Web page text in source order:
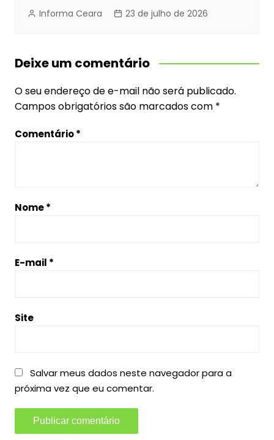
Informa Ceara 23 de julho de 2026
Deixe um comentário
O seu endereço de e-mail não será publicado.
Campos obrigatórios são marcados com *
Comentário*
Nome*
E-mail *
Site
Salvar meus dados neste navegador para a
próxima vez que eu comentar.